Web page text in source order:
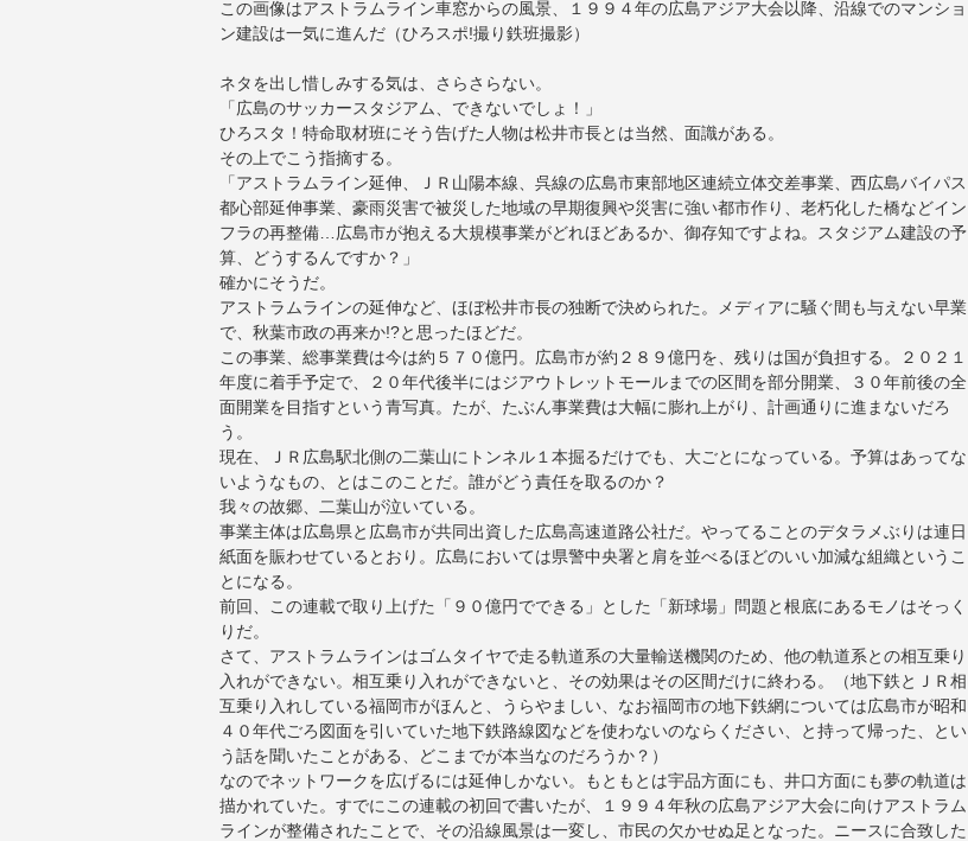
この画像はアストラムライン車窓からの風景、１９９４年の広島アジア大会以降、沿線でのマンショ
ン建設は一気に進んだ（ひろスポ!撮り鉄班撮影）
ネタを出し惜しみする気は、さらさらない。
「広島のサッカースタジアム、できないでしょ！」
ひろスタ！特命取材班にそう告げた人物は松井市長とは当然、面識がある。
その上でこう指摘する。
「アストラムライン延伸、ＪＲ山陽本線、呉線の広島市東部地区連続立体交差事業、西広島バイパス
都心部延伸事業、豪雨災害で被災した地域の早期復興や災害に強い都市作り、老朽化した橋などイン
フラの再整備…広島市が抱える大規模事業がどれほどあるか、御存知ですよね。スタジアム建設の予
算、どうするんですか？」
確かにそうだ。
アストラムラインの延伸など、ほぼ松井市長の独断で決められた。メディアに騒ぐ間も与えない早業
で、秋葉市政の再来か!?と思ったほどだ。
この事業、総事業費は今は約５７０億円。広島市が約２８９億円を、残りは国が負担する。２０２１
年度に着手予定で、２０年代後半にはジアウトレットモールまでの区間を部分開業、３０年前後の全
面開業を目指すという青写真。たが、たぶん事業費は大幅に膨れ上がり、計画通りに進まないだろ
う。
現在、ＪＲ広島駅北側の二葉山にトンネル１本掘るだけでも、大ごとになっている。予算はあってな
いようなもの、とはこのことだ。誰がどう責任を取るのか？
我々の故郷、二葉山が泣いている。
事業主体は広島県と広島市が共同出資した広島高速道路公社だ。やってることのデタラメぶりは連日
紙面を賑わせているとおり。広島においては県警中央署と肩を並べるほどのいい加減な組織というこ
とになる。
前回、この連載で取り上げた「９０億円でできる」とした「新球場」問題と根底にあるモノはそっく
りだ。
さて、アストラムラインはゴムタイヤで走る軌道系の大量輸送機関のため、他の軌道系との相互乗り
入れができない。相互乗り入れができないと、その効果はその区間だけに終わる。（地下鉄とＪＲ相
互乗り入れしている福岡市がほんと、うらやましい、なお福岡市の地下鉄網については広島市が昭和
４０年代ごろ図面を引いていた地下鉄路線図などを使わないのならください、と持って帰った、とい
う話を聞いたことがある、どこまでが本当なのだろうか？）
なのでネットワークを広げるには延伸しかない。もともとは宇品方面にも、井口方面にも夢の軌道は
描かれていた。すでにこの連載の初回で書いたが、１９９４年秋の広島アジア大会に向けアストラム
ラインが整備されたことで、その沿線風景は一変し、市民の欠かせぬ足となった。ニースに合致した